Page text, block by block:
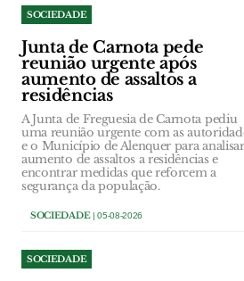
SOCIEDADE
Junta de Carnota pede
reunião urgente após
aumento de assaltos a
residências
A Junta de Freguesia de Carnota pediu
uma reunião urgente com as
e o Município de Alenquer para
aumento de assaltos a residências e
encontrar medidas que reforcem a
segurança da população.
SOCIEDADE| 05-08-2026
SOCIEDADE